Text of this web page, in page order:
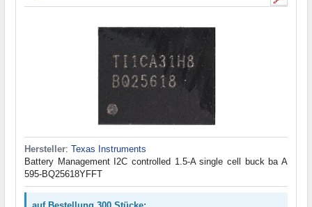
Hersteller: Texas Instruments
Battery Management I2C controlled 1.5-A single cell buck ba A
595-BQ25618YFFT